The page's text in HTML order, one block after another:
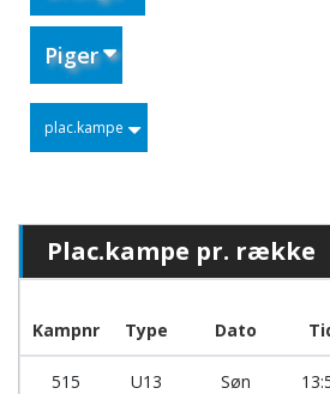
Piger
plac.kampe
Plac.kampe pr. række
Kampnr Type Dato
515
U13
Søn